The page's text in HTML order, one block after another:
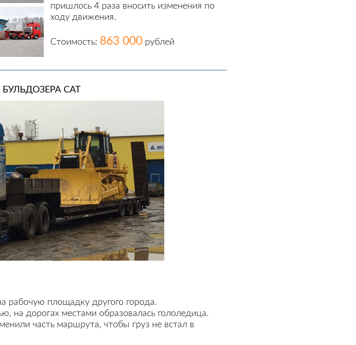
пришлось 4 раза вносить изменения по
ходу движения.
Стоимость: 863 000 рублей
CAT
рабочую площадку другого города.
на дорогах местами образовалась гололедица.
часть маршрута, чтобы груз не встал в